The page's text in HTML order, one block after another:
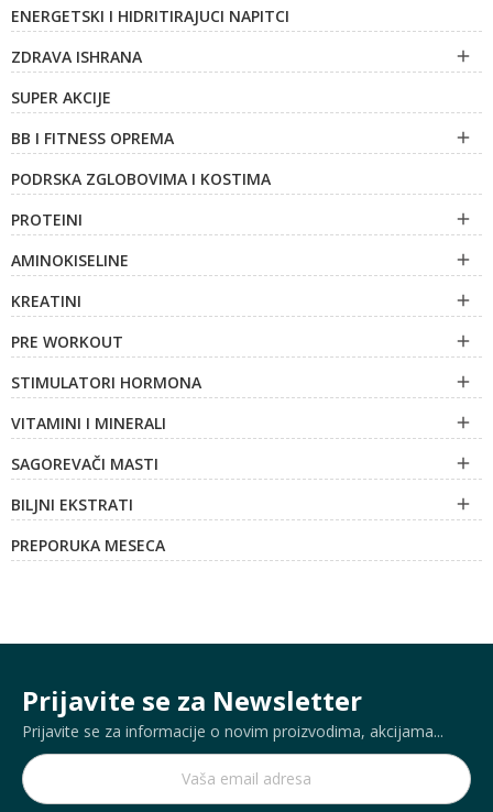
ENERGETSKI I HIDRITIRAJUCI NAPITCI
ZDRAVA ISHRANA

SUPER AKCIJE
BB I FITNESS OPREMA

PODRSKA ZGLOBOVIMA I KOSTIMA
PROTEINI

AMINOKISELINE 
KREATINI 
PRE WORKOUT 
STIMULATORI HORMONA 
VITAMINI I MINERALI 
SAGOREVAČI MASTI 
BILJNI EKSTRATI 
PREPORUKA MESECA
Prijavite se za Newsletter
Prijavite se za informacije o novim proizvodima, akcijama...